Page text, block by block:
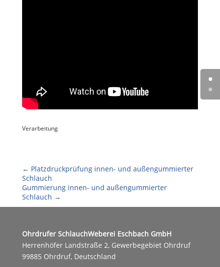
Verarbeitung
← Platzdruckprüfung innen- und außengummierter
Schlauch
Gummierung innen- und außengummierter
Schlauch →
Ohrdrufer SchlauchWeberei Eschbach GmbH
Herrenhöfer Landstraße 2, Gewerbegebiet Ohrdruf
99885 Ohrdruf, Deutschland